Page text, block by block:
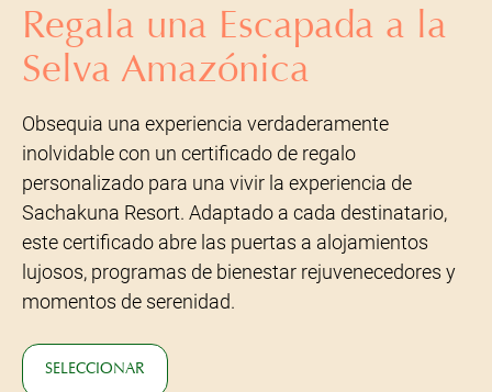
Regala una Escapada a la
Selva Amazónica
Obsequia una experiencia verdaderamente
inolvidable con un certificado de regalo
personalizado para una vivir la experiencia de
Sachakuna Resort. Adaptado a cada destinatario,
este certificado abre las puertas a alojamientos
lujosos, programas de bienestar rejuvenecedores y
momentos de serenidad.
SELECCIONAR